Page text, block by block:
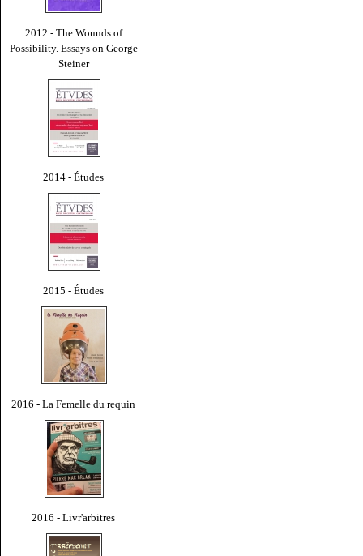
2012 - The Wounds of
Possibility. Essays on George
Steiner
2014 - Études
2015 - Études
2016 - La Femelle du requin
2016 - Livr'arbitres